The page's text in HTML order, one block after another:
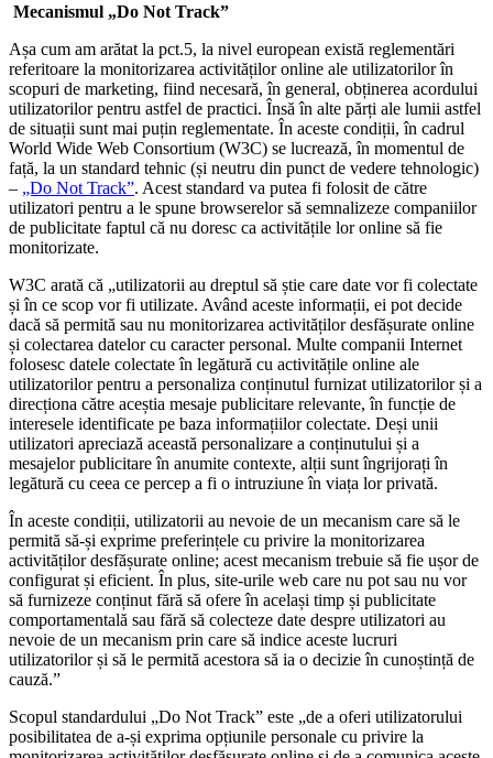
Mecanismul „Do Not Track”
Așa cum am arătat la pct.5, la nivel european există reglementări
referitoare la monitorizarea activităților online ale utilizatorilor în
scopuri de marketing, fiind necesară, în general, obținerea acordului
utilizatorilor pentru astfel de practici. Însă în alte părți ale lumii astfel
de situații sunt mai puțin reglementate. În aceste condiții, în cadrul
World Wide Web Consortium (W3C) se lucrează, în momentul de
față, la un standard tehnic (și neutru din punct de vedere tehnologic)
– „Do Not Track”. Acest standard va putea fi folosit de către
utilizatori pentru a le spune browserelor să semnalizeze companiilor
de publicitate faptul că nu doresc ca activitățile lor online să fie
monitorizate.
W3C arată că „utilizatorii au dreptul să știe care date vor fi colectate
și în ce scop vor fi utilizate. Având aceste informații, ei pot decide
dacă să permită sau nu monitorizarea activităților desfășurate online
și colectarea datelor cu caracter personal. Multe companii Internet
folosesc datele colectate în legătură cu activitățile online ale
utilizatorilor pentru a personaliza conținutul furnizat utilizatorilor și a
direcționa către aceștia mesaje publicitare relevante, în funcție de
interesele identificate pe baza informațiilor colectate. Deși unii
utilizatori apreciază această personalizare a conținutului și a
mesajelor publicitare în anumite contexte, alții sunt îngrijorați în
legătură cu ceea ce percep a fi o intruziune în viața lor privată.
În aceste condiții, utilizatorii au nevoie de un mecanism care să le
permită să-și exprime preferințele cu privire la monitorizarea
activităților desfășurate online; acest mecanism trebuie să fie ușor de
configurat și eficient. În plus, site-urile web care nu pot sau nu vor
să furnizeze conținut fără să ofere în același timp și publicitate
comportamentală sau fără să colecteze date despre utilizatori au
nevoie de un mecanism prin care să indice aceste lucruri
utilizatorilor și să le permită acestora să ia o decizie în cunoștință de
cauză.”
Scopul standardului „Do Not Track” este „de a oferi utilizatorului
posibilitatea de a-și exprima opțiunile personale cu privire la